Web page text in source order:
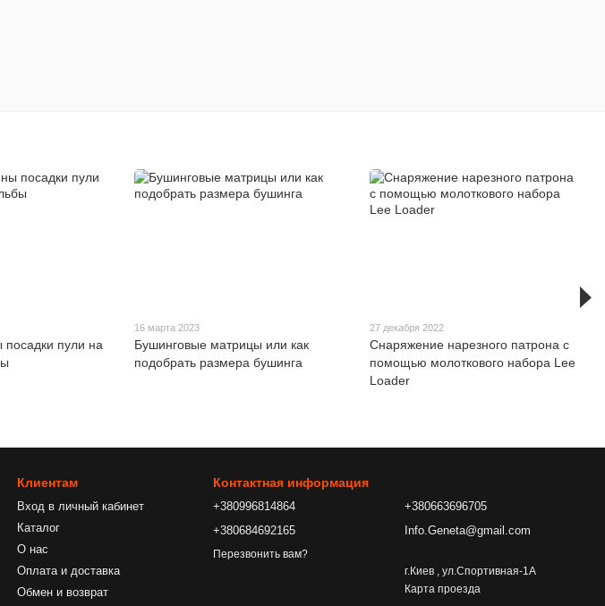
посадки пули на
16 марта 2023
Бушинговые матрицы или как
подобрать размера бушинга
27 декабря 2022
Снаряжение нарезного патрона с
помощью молоткового набора Lee
Loader
Клиентам
Вход в личный кабинет
Каталог
О нас
Оплата и доставка
Обмен и возврат
Контактная информация
+380996814864
+380684692165
Перезвонить вам?
+380663696705
Info.Geneta@gmail.com
г.Киев , ул.Спортивная-1А
Карта проезда